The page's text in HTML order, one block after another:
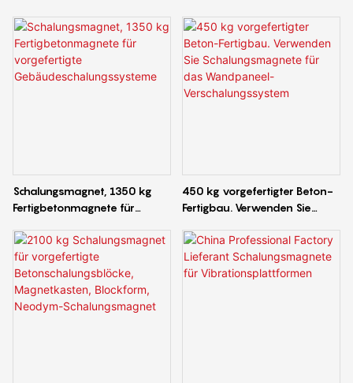
Schalungsmagnet, 1350 kg
Fertigbetonmagnete für
Gebäudeschalungssysteme
450 kg vorgefertigter Beton-
Fertigbau. Verwenden Sie
Wandpaneel-
Verschalungssystem